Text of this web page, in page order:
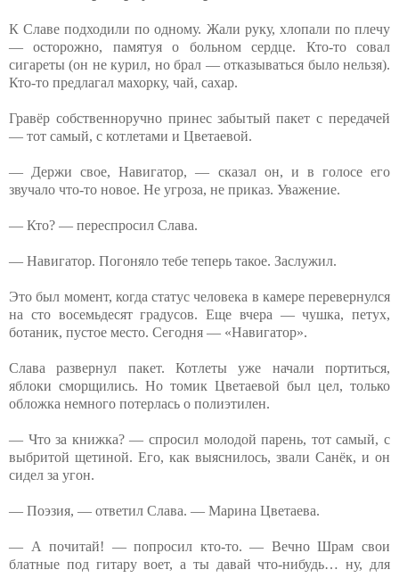
К Славе подходили по одному. Жали руку, хлопали по плечу
— осторожно, памятуя о больном сердце. Кто-то совал
сигареты (он не курил, но брал — отказываться было нельзя).
Кто-то предлагал махорку, чай, сахар.
Гравёр собственноручно принес забытый пакет с передачей
— тот самый, с котлетами и Цветаевой.
— Держи свое, Навигатор, — сказал он, и в голосе его
звучало что-то новое. Не угроза, не приказ. Уважение.
— Кто? — переспросил Слава.
— Навигатор. Погоняло тебе теперь такое. Заслужил.
Это был момент, когда статус человека в камере перевернулся
на сто восемьдесят градусов. Еще вчера — чушка, петух,
ботаник, пустое место. Сегодня — «Навигатор».
Слава развернул пакет. Котлеты уже начали портиться,
яблоки сморщились. Но томик Цветаевой был цел, только
обложка немного потерлась о полиэтилен.
— Что за книжка? — спросил молодой парень, тот самый, с
выбритой щетиной. Его, как выяснилось, звали Санёк, и он
сидел за угон.
— Поэзия, — ответил Слава. — Марина Цветаева.
— А почитай! — попросил кто-то. — Вечно Шрам свои
блатные под гитару воет, а ты давай что-нибудь… ну, для